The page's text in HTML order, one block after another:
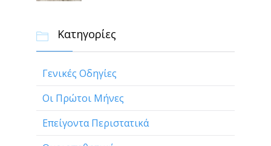
 Κατηγορίες
Γενικές Οδηγίες
Οι Πρώτοι Μήνες
Επείγοντα Περιστατικά